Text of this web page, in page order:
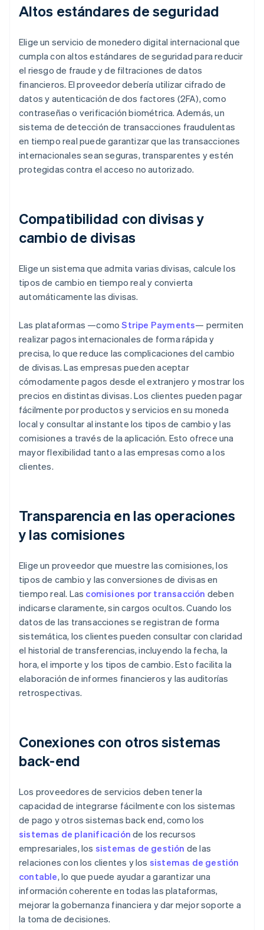
Altos estándares de seguridad
Elige un servicio de monedero digital internacional que
cumpla con altos estándares de seguridad para reducir
el riesgo de fraude y de filtraciones de datos
financieros. El proveedor debería utilizar cifrado de
datos y autenticación de dos factores (2FA), como
contraseñas o verificación biométrica. Además, un
sistema de detección de transacciones fraudulentas
en tiempo real puede garantizar que las transacciones
internacionales sean seguras, transparentes y estén
protegidas contra el acceso no autorizado.
Compatibilidad con divisas y
cambio de divisas
Elige un sistema que admita varias divisas, calcule los
tipos de cambio en tiempo real y convierta
automáticamente las divisas.
Las plataformas —comoStripe Payments— permiten
realizar pagos internacionales de forma rápida y
precisa, lo que reduce las complicaciones del cambio
de divisas. Las empresas pueden aceptar
cómodamente pagos desde el extranjero y mostrar los
precios en distintas divisas. Los clientes pueden pagar
fácilmente por productos y servicios en su moneda
local y consultar al instante los tipos de cambio y las
comisiones a través de la aplicación. Esto ofrece una
mayor flexibilidad tanto a las empresas como a los
clientes.
Transparencia en las operaciones
y las comisiones
Elige un proveedor que muestre las comisiones, los
tipos de cambio y las conversiones de divisas en
tiempo real. Las comisiones por transacción deben
indicarse claramente, sin cargos ocultos. Cuando los
datos de las transacciones se registran de forma
sistemática, los clientes pueden consultar con claridad
el historial de transferencias, incluyendo la fecha, la
hora, el importe y los tipos de cambio. Esto facilita la
elaboración de informes financieros y las auditorías
retrospectivas.
Conexiones con otros sistemas
back-end
Los proveedores de servicios deben tener la
capacidad de integrarse fácilmente con los sistemas
de pago y otros sistemas back end, como los
sistemas de planificación de los recursos
empresariales, los sistemas de gestión de las
relaciones con los clientes y los sistemas de gestión
contable, lo que puede ayudar a garantizar una
información coherente en todas las plataformas,
mejorar la gobernanza financiera y dar mejor soporte a
la toma de decisiones.